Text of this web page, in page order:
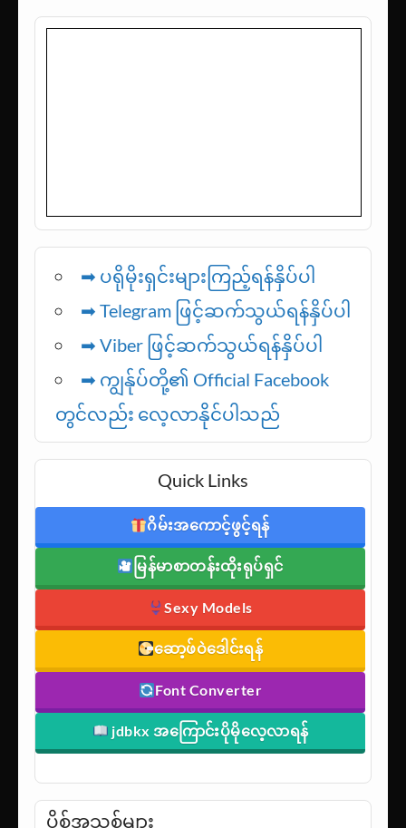
➡ ပရိုမိုးရှင်းများကြည့်ရန်နှိပ်ပါ
➡ Telegram ဖြင့်ဆက်သွယ်ရန်နှိပ်ပါ
➡Viber ဖြင့်ဆက်သွယ်ရန်နှိပ်ပါ
➡ ကျွန်ုပ်တို့၏ Official Facebook
တွင်လည်း လေ့လာနိုင်ပါသည်
Quick Links
ဂိမ်းအကောင့်ဖွင့်ရန်
မြန်မာစာတန်းထိုးရုပ်ရှင်
Sexy Models
ဆော့ဖ်ဝဲဒေါင်းရန်
jdbkx အကြောင်းပိုမိုလေ့လာရန်